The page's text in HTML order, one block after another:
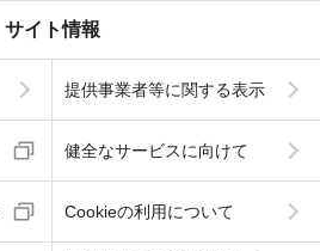
サイト情報
提供事業者等に関する表示
健全なサービスに向けて
Cookieの利用について